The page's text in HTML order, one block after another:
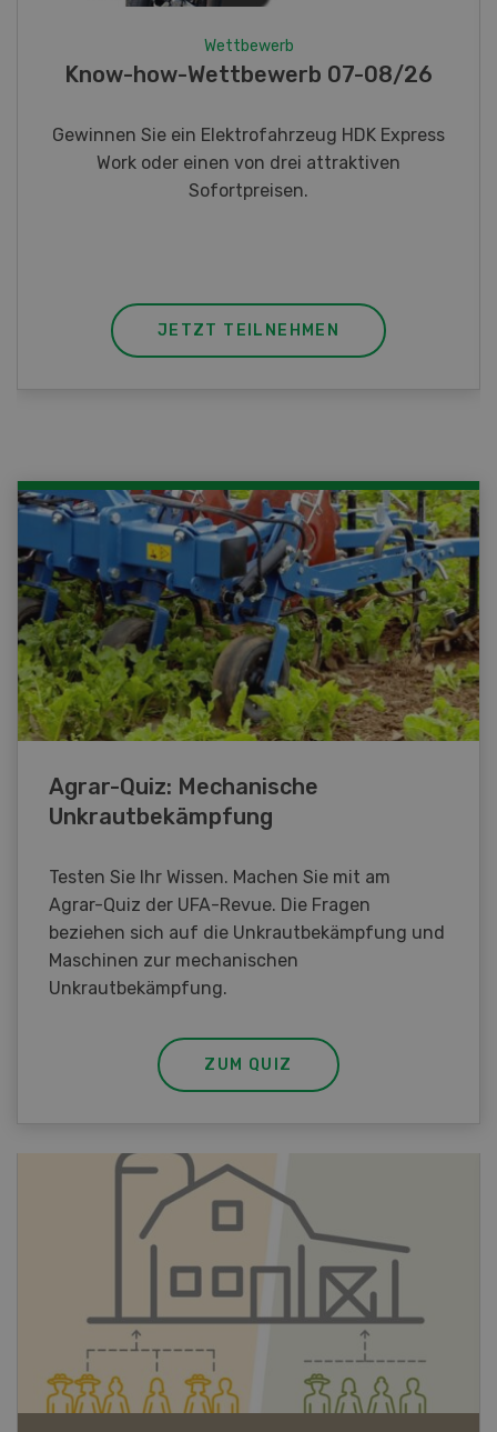
how-Wettbewerb 07-08/26
Sie ein Elektrofahrzeug HDK Express
oder einen von drei attraktiven
Sofortpreisen.
JETZT TEILNEHMEN
Agrar-Quiz: Mechanische
Unkrautbekämpfung
Testen Sie Ihr Wissen. Machen Sie mit am
Agrar-Quiz der UFA-Revue. Die Fragen
beziehen sich auf die Unkrautbekämpfung und
Maschinen zur mechanischen
Unkrautbekämpfung.
ZUM QUIZ